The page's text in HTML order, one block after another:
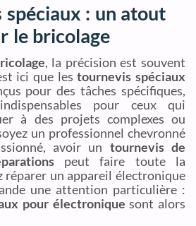
spéciaux : un atout
le bricolage
, la précision est souvent
ici que lestournevis spéciaux
pour des tâches spécifiques,
pour ceux qui
à des projets complexes ou
un professionnel chevronné
avoir un tournevis de
peut faire toute la
réparer un appareil électronique
une attention particulière :
pour électronique sont alors